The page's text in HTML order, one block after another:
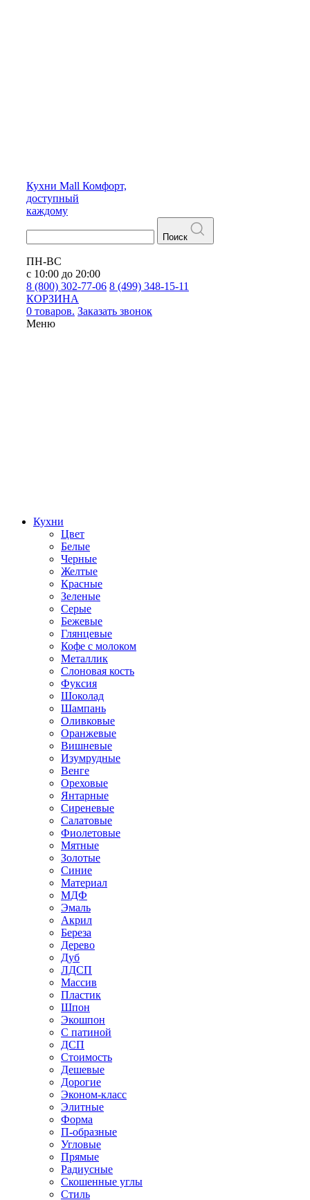
Кухни Mall Комфорт,
доступный
каждому
Поиск
ПН-ВС
с 10:00 до 20:00
8 (800) 302-77-06 8 (499) 348-15-11
КОРЗИНА
0 товаров. Заказать звонок
Меню
Кухни
Цвет
Белые
Черные
Желтые
Красные
Зеленые
Серые
Бежевые
Глянцевые
Кофе с молоком
Металлик
Слоновая кость
Фуксия
Шоколад
Шампань
Оливковые
Оранжевые
Вишневые
Изумрудные
Венге
Ореховые
Янтарные
Сиреневые
Салатовые
Фиолетовые
Мятные
Золотые
Синие
Материал
МДФ
Эмаль
Акрил
Береза
Дерево
Дуб
ЛДСП
Массив
Пластик
Шпон
Экошпон
С патиной
ДСП
Стоимость
Дешевые
Дорогие
Эконом-класс
Элитные
Форма
П-образные
Угловые
Прямые
Радиусные
Скошенные углы
Стиль